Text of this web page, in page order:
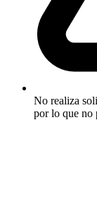
No realiza
por lo que no